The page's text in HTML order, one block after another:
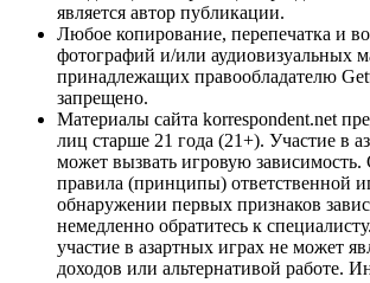
является автор публикации.
Любое копирование, перепечатка и
фотографий и/или аудиовизуальных
принадлежащих правообладателю
запрещено.
Материалы сайта korrespondent.net
лиц старше 21 года (21+). Участие в
может вызвать игровую
правила (принципы) ответственной
обнаружении первых признаков
немедленно обратитесь к
участие в азартных играх не может
доходов или альтернативой работе.